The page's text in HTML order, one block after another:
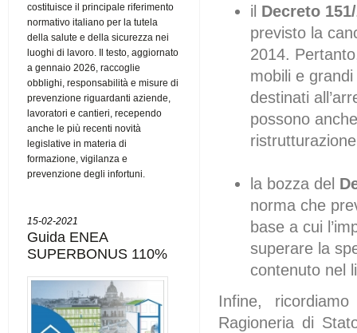
costituisce il principale riferimento
normativo italiano per la tutela
della salute e della sicurezza nei
luoghi di lavoro. Il testo, aggiornato
a gennaio 2026, raccoglie
obblighi, responsabilità e misure di
prevenzione riguardanti aziende,
lavoratori e cantieri, recependo
anche le più recenti novità
legislative in materia di
formazione, vigilanza e
prevenzione degli infortuni.
15-02-2021
Guida ENEA
SUPERBONUS 110%
il Decreto
previsto la
2014.
mobili e
destinati
possono
la bozza del
norma che
base a cui
superare la
contenuto nel
Infine,
Ragioneria di